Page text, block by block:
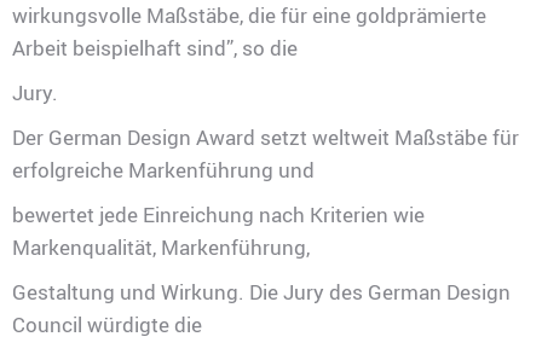
wirkungsvolle Maßstäbe, die für eine goldprämierte
Arbeit beispielhaft sind”, so die
Jury.
Der German Design Award setzt weltweit Maßstäbe für
erfolgreiche Markenführung und
bewertet jede Einreichung nach Kriterien wie
Markenqualität, Markenführung,
Gestaltung und Wirkung. Die Jury des German Design
Council würdigte die